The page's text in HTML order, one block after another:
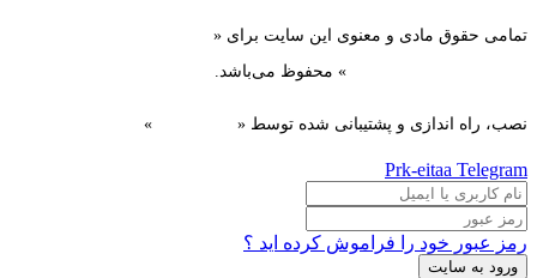
تمامی حقوق مادی و معنوی این سایت برای «
» محفوظ می‌باشد.
نصب، راه اندازی و پشتیبانی شده توسط « »
Prk-eitaa Telegram
رمز عبور خود را فراموش کرده اید ؟